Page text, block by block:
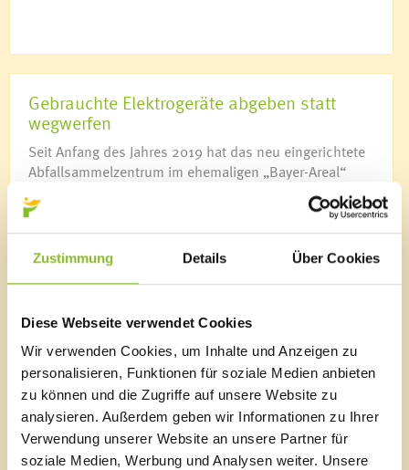
Zustimmung Details Über Cookies
Diese Webseite verwendet Cookies
Wir verwenden Cookies, um Inhalte und Anzeigen zu
personalisieren, Funktionen für soziale Medien anbieten
zu können und die Zugriffe auf unsere Website zu
analysieren. Außerdem geben wir Informationen zu Ihrer
Verwendung unserer Website an unsere Partner für
soziale Medien, Werbung und Analysen weiter. Unsere
Gebrauchte Elektrogeräte abgeben statt
wegwerfen
Seit Anfang des Jahres 2019 hat das neu eingerichtete
Abfallsammelzentrum im ehemaligen „Bayer-Areal“
geöffnet. Durch das größere Platzangebot beteiligt sich
die Marktgemeinde Frastanz nun auch an der
Wiederverwertungs-Aktion „Re-Use“.
Entsorgung von Weihnachtsbäumen
Weihnachtsbäume können im neuen
Abfallsammelzentrum abgegeben werden. In den
Ortsteilen Amerlügen, Fellengatter, Frastafeders und
Sonnenheim werden die Bäume eingesammelt.